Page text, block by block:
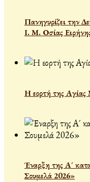
Πανηγυρίζει την
Ι. Μ. Οσίας
Η εορτή της Αγίας
Έναρξη της Α´
Σουμελά 2026»